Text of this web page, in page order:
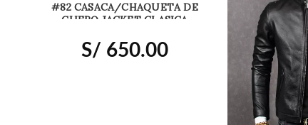
#82 CASACA/CHAQUETA DE
CUERO JACKET CLASICA
S/ 650.00